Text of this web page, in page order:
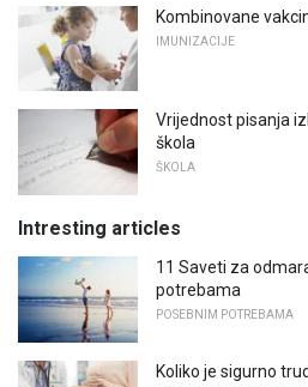
Kombinovane
IMUNIZACIJE
Vrijednost pisanja
škola
ŠKOLA
Intresting articles
11 Saveti za
potrebama
POSEBNIM POTREBAMA
Koliko je sigurno